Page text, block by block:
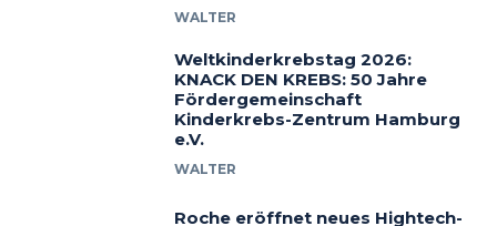
WALTER
Weltkinderkrebstag 2026:
KNACK DEN KREBS: 50 Jahre
Fördergemeinschaft
Kinderkrebs-Zentrum Hamburg
e.V.
WALTER
Roche eröffnet neues Hightech-